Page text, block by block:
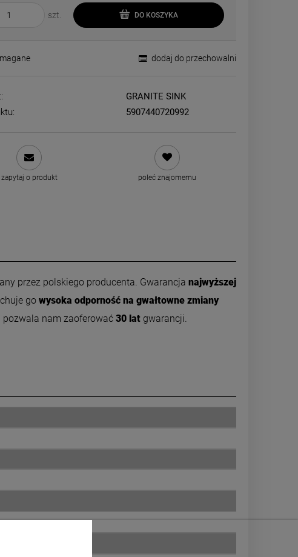
szt. DO KOSZYKA
dodaj do przechowalni
GRANITE SINK
5907440720992
zapytaj o produkt poleć znajomemu
przez polskiego producenta. Gwarancja najwyższej
go wysoka odporność na gwałtowne zmiany
nam zaoferować 30 lat gwarancji.